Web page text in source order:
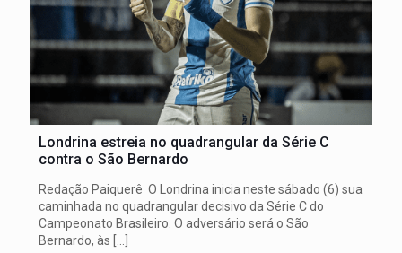
Londrina estreia no quadrangular da Série C
contra o São Bernardo
Redação Paiquerê O Londrina inicia neste sábado (6) sua
caminhada no quadrangular decisivo da Série C do
Campeonato Brasileiro. O adversário será o São
Bernardo, às […]